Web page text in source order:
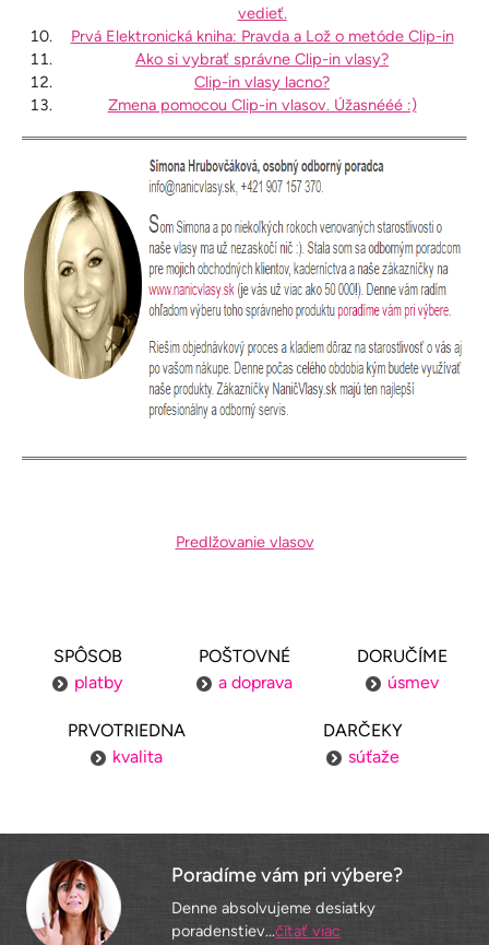
vedieť.
Prvá Elektronická kniha: Pravda a Lož o metóde Clip-in
Ako si vybrať správne Clip-in vlasy?
Clip-in vlasy lacno?
Zmena pomocou Clip-in vlasov. Úžasnééé :)
Predlžovanie vlasov
SPÔSOB
platby
POŠTOVNÉ
a doprava
DORUČÍME
úsmev
PRVOTRIEDNA
kvalita
DARČEKY
súťaže
Poradíme vám pri výbere?
Denne absolvujeme desiatky
poradenstiev...čítať viac